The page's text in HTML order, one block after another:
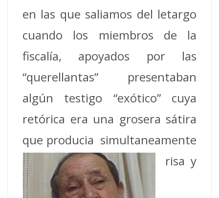
en las que saliamos del letargo
cuando los miembros de la
fiscalía, apoyados por las
“querellantas” presentaban
algún testigo “exótico” cuya
retórica era una grosera sátira
que producia simultaneamente
risa y